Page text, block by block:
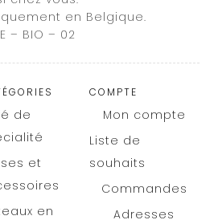
en Belgique.
– BIO – 02
de
et
en
COMPTE
Mon compte
Liste de
souhaits
Commandes
Adresses